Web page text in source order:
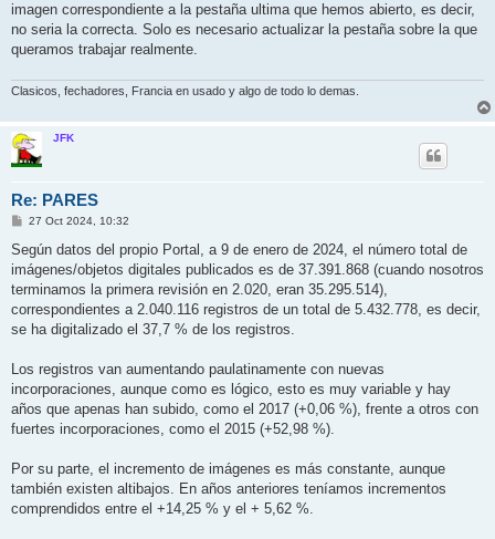
imagen correspondiente a la pestaña ultima que hemos abierto, es decir,
no seria la correcta. Solo es necesario actualizar la pestaña sobre la que
queramos trabajar realmente.
Clasicos, fechadores, Francia en usado y algo de todo lo demas.
JFK
Re: PARES
M
n
a
j
27 Oct 2024, 10:32
Según datos del propio Portal, a 9 de enero de 2024, el número total de
imágenes/objetos digitales publicados es de 37.391.868 (cuando nosotros
terminamos la primera revisión en 2.020, eran 35.295.514),
correspondientes a 2.040.116 registros de un total de 5.432.778, es decir,
se ha digitalizado el 37,7 % de los registros.
Los registros van aumentando paulatinamente con nuevas
incorporaciones, aunque como es lógico, esto es muy variable y hay
años que apenas han subido, como el 2017 (+0,06 %), frente a otros con
fuertes incorporaciones, como el 2015 (+52,98 %).
Por su parte, el incremento de imágenes es más constante, aunque
también existen altibajos. En años anteriores teníamos incrementos
comprendidos entre el +14,25 % y el + 5,62 %.